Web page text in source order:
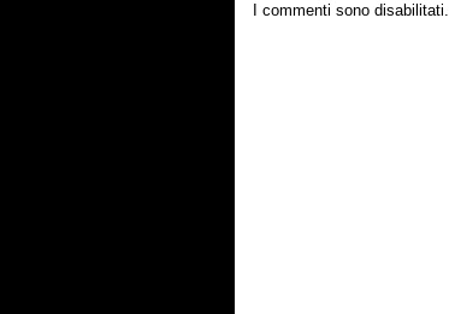
I commenti sono disabilitati.